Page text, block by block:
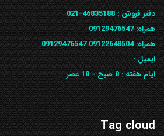
دفتر فروش :46835188-021
همراه:09129476547
همراه: 09122648504
09129476547
ایمیل :
ایام هفته :8 صبح - 18 عصر
Tag cloud